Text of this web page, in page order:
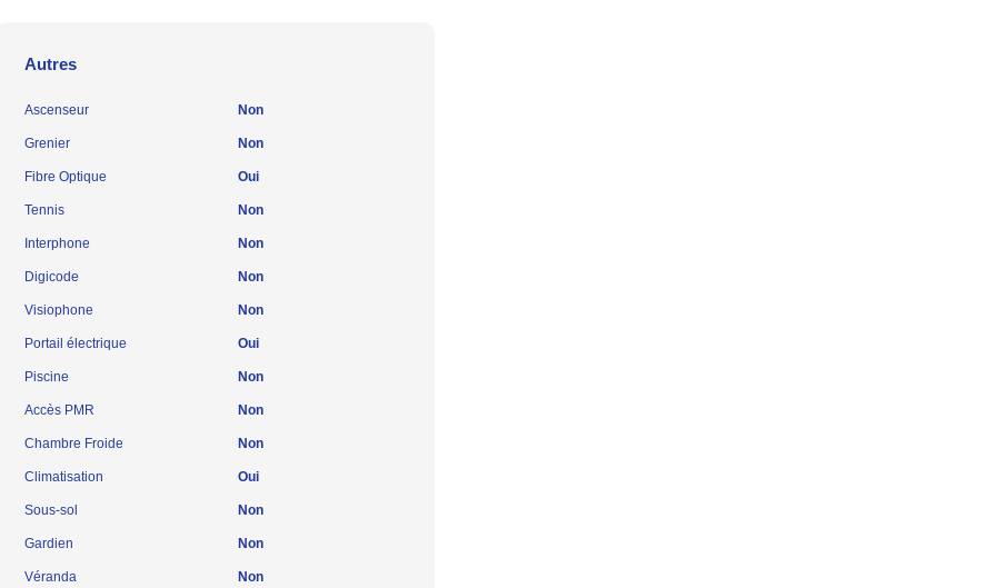
Autres
Ascenseur Non
Grenier Non
Fibre Optique Oui
Tennis Non
Interphone Non
Digicode Non
Visiophone Non
Portail électrique Oui
Piscine Non
Accès PMR Non
Chambre Froide Non
Climatisation Oui
Sous-sol Non
Gardien Non
Véranda Non